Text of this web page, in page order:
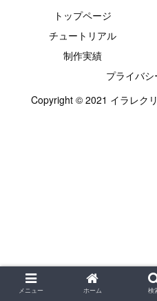
トップページ
チュートリアル
制作実績
プライバ
Copyright © 2021 イラレク
メニュー ホーム 検